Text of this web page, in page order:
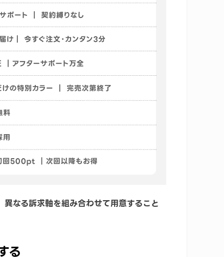
異なる訴求軸を組み合わせて用意すること
る